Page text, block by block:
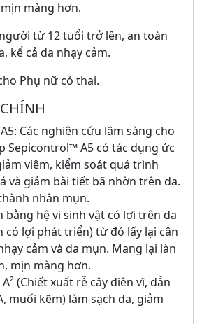
màng hơn.
từ 12 tuổi trở lên, an toàn
kể cả da nhạy cảm.
Phụ nữ có thai.
Các nghiên cứu lâm sàng cho
Sepicontrol™ A5 có tác dụng ức
viêm, kiểm soát quá trình
và giảm bài tiết bã nhờn trên da.
nhân mụn.
bằng hệ vi sinh vật có lợi trên da
có lợi phát triển) từ đó lấy lại cân
cảm và da mụn. Mang lại làn
mịn màng hơn.
(Chiết xuất rễ cây diên vĩ, dẫn
muối kẽm) làm sạch da, giảm